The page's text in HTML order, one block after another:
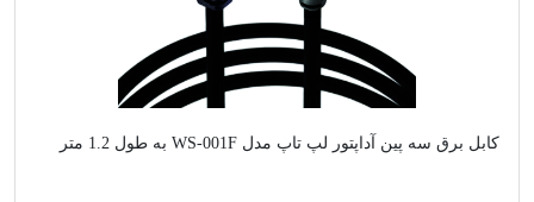
کابل برق سه پین آداپتور لپ تاپ مدل WS-001F به طول 1.2 متر